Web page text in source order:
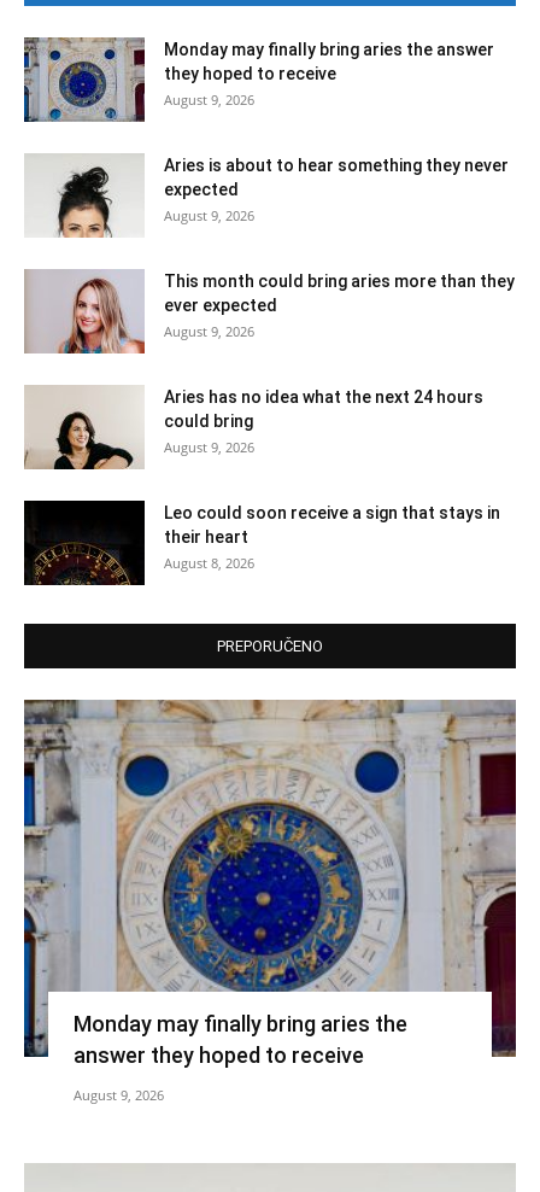
Monday may finally bring aries the answer
they hoped to receive
August 9, 2026
Aries is about to hear something they never
expected
August 9, 2026
This month could bring aries more than they
ever expected
August 9, 2026
Aries has no idea what the next 24 hours
could bring
August 9, 2026
Leo could soon receive a sign that stays in
their heart
August 8, 2026
PREPORUČENO
Monday may finally bring aries the
answer they hoped to receive
August 9, 2026